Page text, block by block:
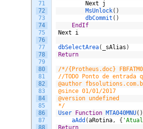
71
72
73
74
75
76
77
78
79
80
81
82
83
84
85
86
87
88
Next
j
MsUnlock( )
dbCommit ( )
EndIf
Next
i
dbSelectArea( _sAlias )
Return
/*/{Protheus.doc}
//TODO Ponto de entrada
@author
@since 01/01/2017
@version undefined
*/
User Function MTA040MNU( )
aAdd (aRotina , {
Return